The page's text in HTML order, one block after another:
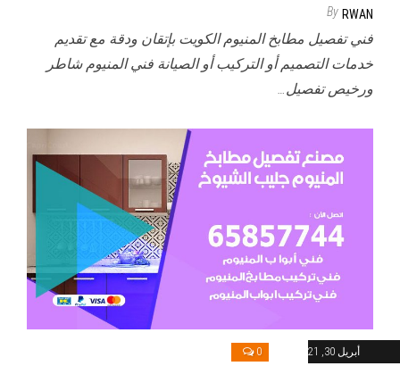
By RWAN
فني تفصيل مطابخ المنيوم الكويت بإتقان ودقة مع تقديم
خدمات التصميم أو التركيب أو الصيانة فني المنيوم شاطر
ورخيص تفصيل…
أبريل 30, 2021 0